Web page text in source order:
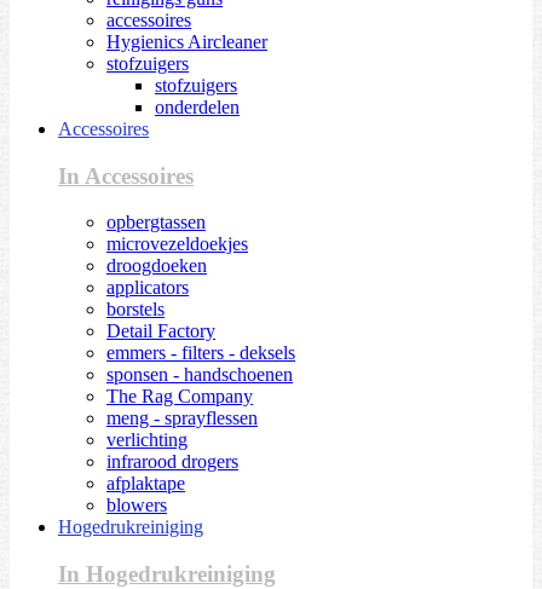
accessoires
Hygienics Aircleaner
stofzuigers
stofzuigers
onderdelen
Accessoires
In Accessoires
opbergtassen
microvezeldoekjes
droogdoeken
applicators
borstels
Detail Factory
emmers - filters - deksels
sponsen - handschoenen
The Rag Company
meng - sprayflessen
verlichting
infrarood drogers
afplaktape
blowers
Hogedrukreiniging
In Hogedrukreiniging